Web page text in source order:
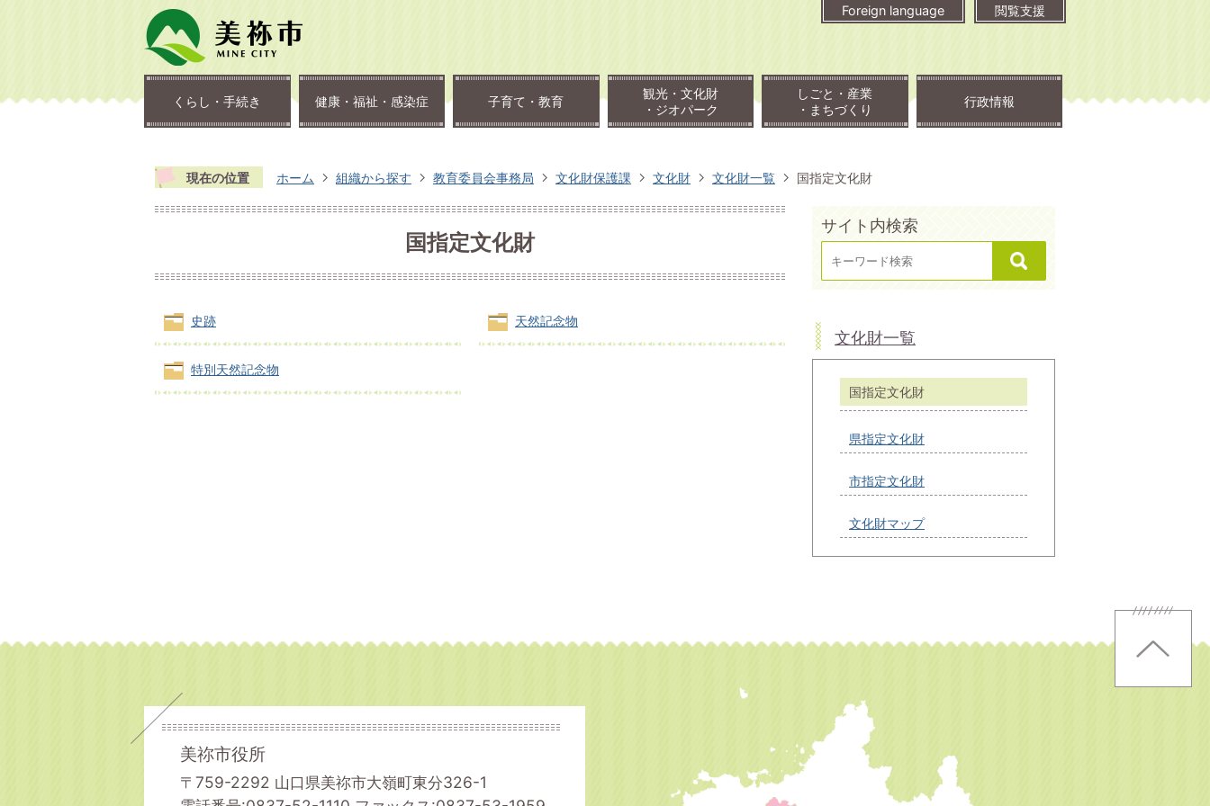
Foreign language 閲覧支援
くらし・手続き 健康・福祉・感染症 子育て・教育
観光・文化財
・ジオパーク
しごと・産業
・まちづくり
行政情報
現在の位置 ホーム 組織から探す 教育委員会事務局 文化財保護課 文化財 文化財一覧 国指定文化財
国指定文化財
史跡 天然記念物
特別天然記念物
サイト内検索
文化財一覧
国指定文化財
県指定文化財
市指定文化財
文化財マップ
美祢市役所
〒759-2292 山口県美祢市大嶺町東分326-1